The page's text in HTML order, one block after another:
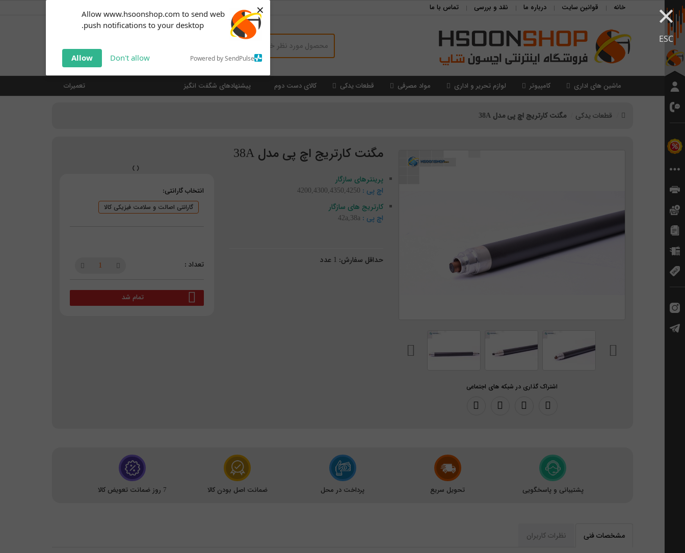
Allow www.hsoonshop.com to send web
push notifications to your desktop.
Powered by SendPulse
Don't allow
Allow
× ×
ESC
notifications!
Click the bell icon to enable
خانه قوانین سایت درباره ما نقد و بررسی تماس با ما
ماشین های اداری کامپیوتر لوازم تحریر و اداری مواد مصرفی قطعات یدکی کالای دست دوم پیشنهادهای شگفت انگیز تعمیرات
قطعات یدکی مگنت کارتریج اچ پی مدل 38A
اشتراک گذاری در شبکه های اجتماعی
مگنت کارتریج اچ پی مدل 38A
پرینترهای سازگار
اچ پی : 4200,4300,4350,4250
کارتریج های سازگار
اچ پی :
حداقل سفارش: 1 عدد
انتخاب گارانتی:
گارانتی اصالت و سلامت فیزیکی کالا
تمام شد
پشتیبانی و پاسخگویی تحویل سریع پرداخت در محل ضمانت اصل بودن کالا 7 روز ضمانت تعویض کالا
مشخصات فنی نظرات کاربران